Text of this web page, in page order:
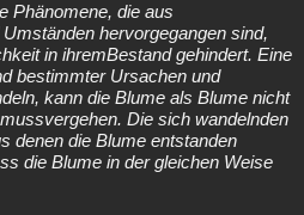
Phänomene, die aus
hervorgegangen sind,
in ihremBestand gehindert. Eine
bestimmter Ursachen und
kann die Blume als Blume nicht
Die sich wandelnden
denen die Blume entstanden
die Blume in der gleichen Weise